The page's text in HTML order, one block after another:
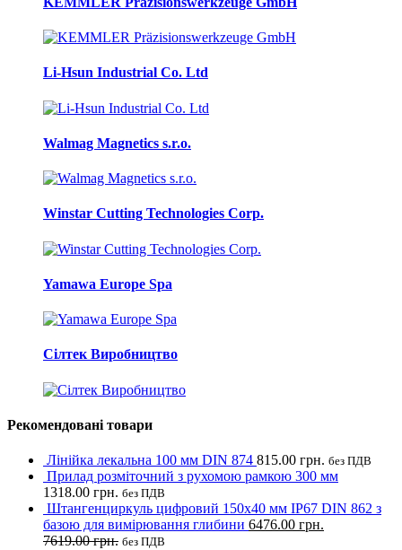
Li-Hsun Industrial Co. Ltd
Walmag Magnetics s.r.o.
Winstar Cutting Technologies Corp.
Yamawa Europe Spa
Сілтек Виробництво
Рекомендовані товари
Лінійка лекальна 100 мм DIN 874 815.00 грн. без ПДВ
Прилад розміточний з рухомою рамкою 300 мм
1318.00 грн. без ПДВ
Штангенциркуль цифровий 150х40 мм IP67 DIN 862 з
базою для вимірювання глибини 6476.00 грн.
7619.00грн. без ПДВ